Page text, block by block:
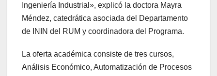
Ingeniería Industrial», explicó la doctora Mayra
Méndez, catedrática asociada del Departamento
de ININ del RUM y coordinadora del Programa.
La oferta académica consiste de tres cursos,
Análisis Económico, Automatización de Procesos